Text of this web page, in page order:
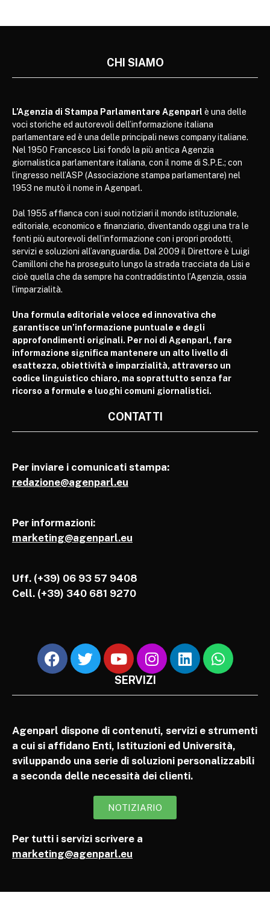
CHI SIAMO
L’Agenzia di Stampa Parlamentare Agenparl è una delle
voci storiche ed autorevoli dell’informazione italiana
parlamentare ed è una delle principali news company italiane.
Nel 1950 Francesco Lisi fondò la più antica Agenzia
giornalistica parlamentare italiana, con il nome di S.P.E.; con
l’ingresso nell’ASP (Associazione stampa parlamentare) nel
1953 ne mutò il nome in Agenparl.
Dal 1955 affianca con i suoi notiziari il mondo istituzionale,
editoriale, economico e finanziario, diventando oggi una tra le
fonti più autorevoli dell’informazione con i propri prodotti,
servizi e soluzioni all’avanguardia. Dal 2009 il Direttore è Luigi
Camilloni che ha proseguito lungo la strada tracciata da Lisi e
cioè quella che da sempre ha contraddistinto l’Agenzia, ossia
l’imparzialità.
Una formula editoriale veloce ed innovativa che
garantisce un’informazione puntuale e degli
approfondimenti originali. Per noi di Agenparl, fare
informazione significa mantenere un alto livello di
esattezza, obiettività e imparzialità, attraverso un
codice linguistico chiaro, ma soprattutto senza far
ricorso a formule e luoghi comuni giornalistici.
CONTATTI
Per inviare i comunicati stampa:
redazione@agenparl.eu
Per informazioni:
marketing@agenparl.eu
Uff. (+39) 06 93 57 9408
Cell. (+39) 340 681 9270
SERVIZI
Agenparl dispone di contenuti, servizi e strumenti
a cui si affidano Enti, Istituzioni ed Università,
sviluppando una serie di soluzioni personalizzabili
a seconda delle necessità dei clienti.
NOTIZIARIO
Per tutti i servizi scrivere a
marketing@agenparl.eu